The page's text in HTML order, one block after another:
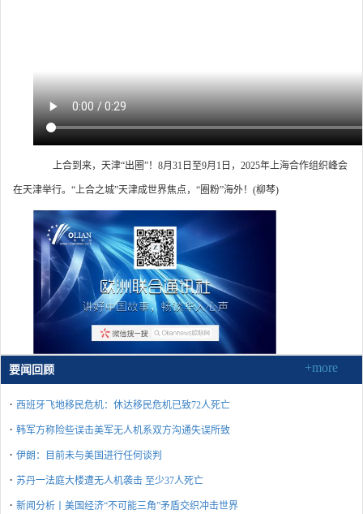
上合到来，天津“出圈”！8月31日至9月1日，2025年上海合作组织峰会
在天津举行。“上合之城”天津成世界焦点，“圈粉”海外！(柳棽)
要闻回顾 +more
· 西班牙飞地移民危机：休达移民危机已致72人死亡
· 韩军方称险些误击美军无人机系双方沟通失误所致
· 伊朗：目前未与美国进行任何谈判
· 苏丹一法庭大楼遭无人机袭击 至少37人死亡
· 新闻分析丨美国经济“不可能三角”矛盾交织冲击世界